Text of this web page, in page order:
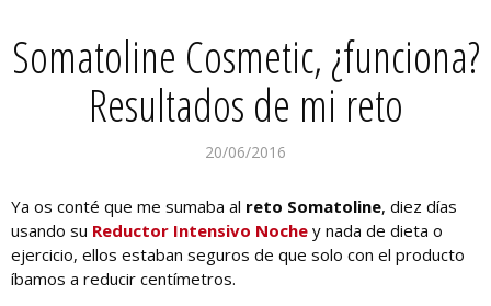
Somatoline Cosmetic, ¿funciona?
Resultados de mi reto
20/06/2016
Ya os conté que me sumaba al reto Somatoline, diez días
usando su Reductor Intensivo Noche y nada de dieta o
ejercicio, ellos estaban seguros de que solo con el producto
íbamos a reducir centímetros.